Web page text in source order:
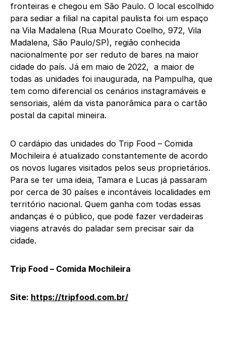
fronteiras e chegou em São Paulo. O local escolhido
para sediar a filial na capital paulista foi um espaço
na Vila Madalena (Rua Mourato Coelho, 972, Vila
Madalena, São Paulo/SP), região conhecida
nacionalmente por ser reduto de bares na maior
cidade do país. Já em maio de 2022, a maior de
todas as unidades foi inaugurada, na Pampulha, que
tem como diferencial os cenários instagramáveis e
sensoriais, além da vista panorâmica para o cartão
postal da capital mineira.
O cardápio das unidades do Trip Food – Comida
Mochileira é atualizado constantemente de acordo
os novos lugares visitados pelos seus proprietários.
Para se ter uma ideia, Tamara e Lucas já passaram
por cerca de 30 países e incontáveis localidades em
território nacional. Quem ganha com todas essas
andanças é o público, que pode fazer verdadeiras
viagens através do paladar sem precisar sair da
cidade.
Trip Food – Comida Mochileira
Site: https://tripfood.com.br/